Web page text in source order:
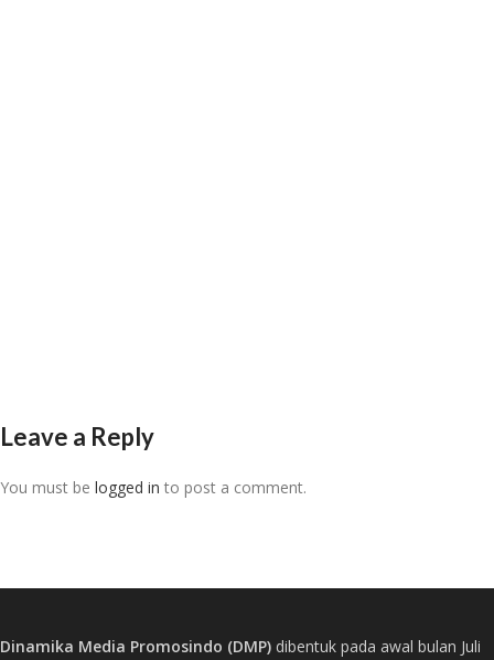
Leave a Reply
You must be logged in to post a comment.
Dinamika Media Promosindo (DMP) dibentuk pada awal bulan Juli